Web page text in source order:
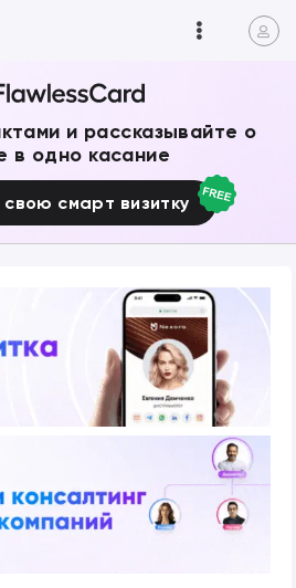
и рассказывайте о
в одно касание
смарт визитку